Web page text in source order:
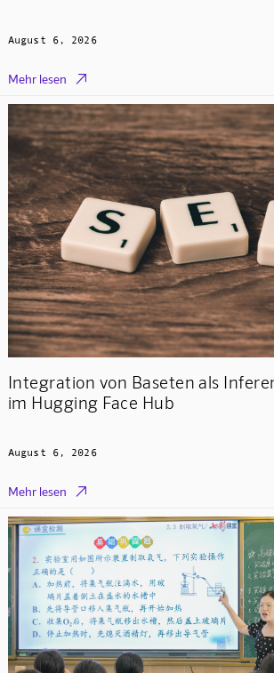
August 6, 2026
Mehr lesen 
Integration von Baseten als
im Hugging Face Hub
August 6, 2026
Mehr lesen 